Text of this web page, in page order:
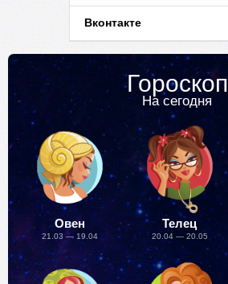
Вконтакте
Гороскоп
На сегодня
Овен
21.03 — 19.04
Телец
20.04 — 20.05